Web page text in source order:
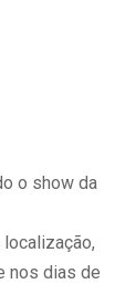
o show da
nos dias de